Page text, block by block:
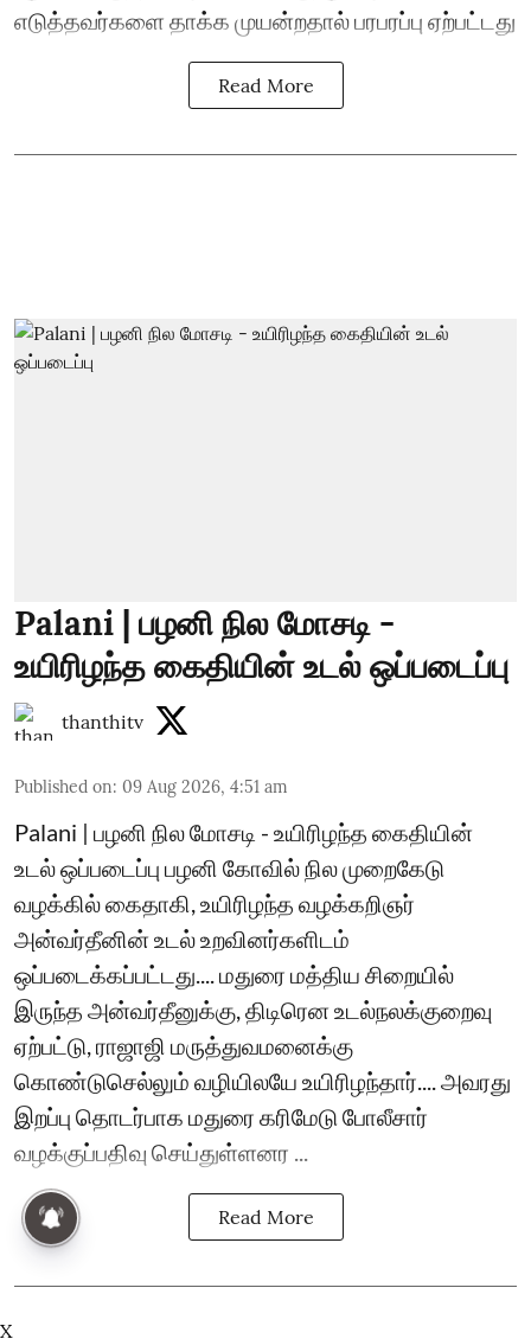
எடுத்தவர்களை தாக்க முயன்றதால் பரபரப்பு ஏற்பட்டது
Read More
Palani | பழனி நில மோசடி -
உயிரிழந்த கைதியின் உடல் ஒப்படைப்பு
thanthitv
Published on: 09 Aug 2026, 4:51 am
Palani | பழனி நில மோசடி - உயிரிழந்த கைதியின்
உடல் ஒப்படைப்பு பழனி கோவில் நில முறைகேடு
வழக்கில் கைதாகி, உயிரிழந்த வழக்கறிஞர்
அன்வர்தீனின் உடல் உறவினர்களிடம்
ஒப்படைக்கப்பட்டது.... மதுரை மத்திய சிறையில்
இருந்த அன்வர்தீனுக்கு, திடிரென உடல்நலக்குறைவு
ஏற்பட்டு, ராஜாஜி மருத்துவமனைக்கு
கொண்டுசெல்லும் வழியிலயே உயிரிழந்தார்.... அவரது
இறப்பு தொடர்பாக மதுரை கரிமேடு போலீசார்
வழக்குப்பதிவு செய்துள்ளனர ...
Read More
X